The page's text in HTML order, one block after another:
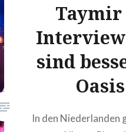
sind
In den Niederlanden